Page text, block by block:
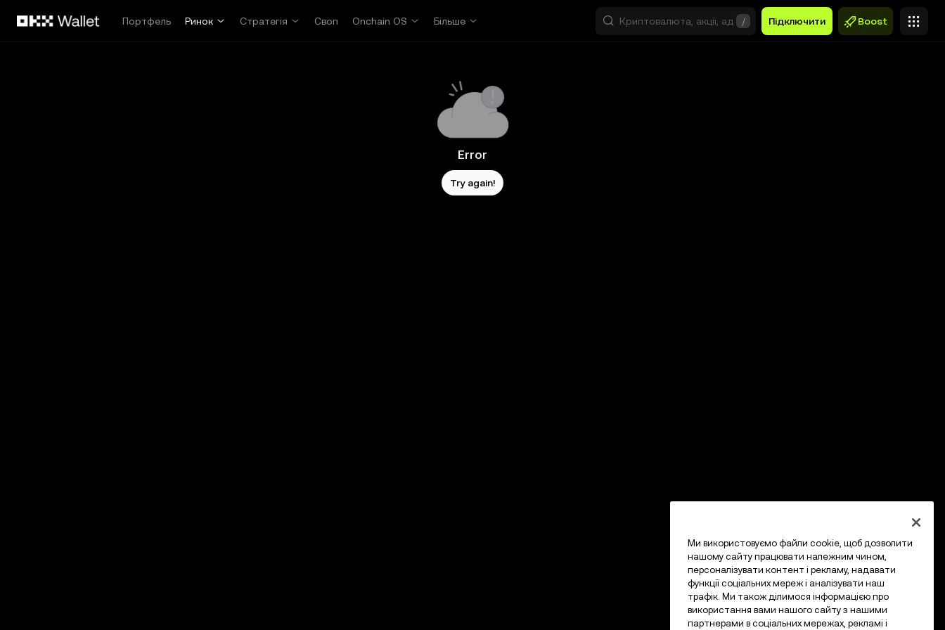
Портфель
Ринок Стратегія Своп Onchain OS Більше / Підключити Boost
Error
Try again!
Ми використовуємо файли cookie, щоб дозволити
нашому сайту працювати належним чином,
персоналізувати контент і рекламу, надавати
функції соціальних мереж і аналізувати наш
трафік. Ми також ділимося інформацією про
використання вами нашого сайту з нашими
партнерами в соціальних мережах, рекламі і